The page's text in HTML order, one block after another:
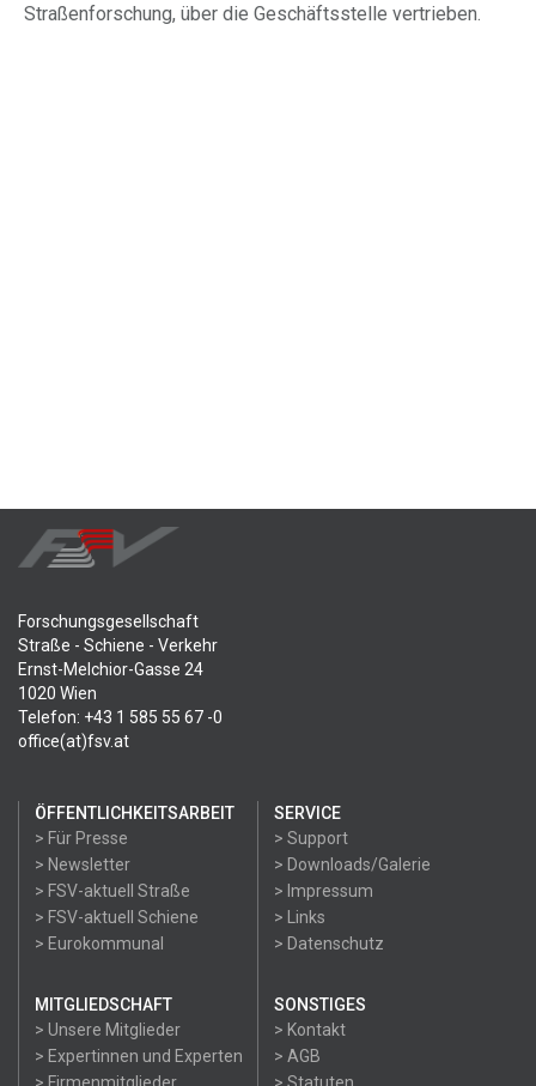
Straßenforschung, über die Geschäftsstelle vertrieben.
Forschungsgesellschaft
Straße - Schiene - Verkehr
Ernst-Melchior-Gasse 24
1020 Wien
Telefon: +43 1 585 55 67 -0
office(at)fsv.at
ÖFFENTLICHKEITSARBEIT
> Für Presse
> Newsletter
> FSV-aktuell Straße
> FSV-aktuell Schiene
> Eurokommunal
SERVICE
> Support
> Downloads/Galerie
> Impressum
> Links
> Datenschutz
MITGLIEDSCHAFT
> Unsere Mitglieder
> Expertinnen und Experten
SONSTIGES
> Kontakt
> AGB